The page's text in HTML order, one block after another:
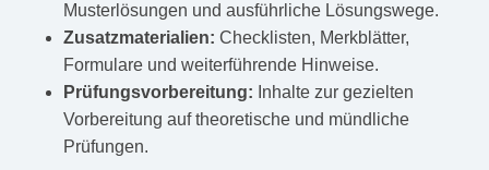
Musterlösungen und ausführliche Lösungswege.
Zusatzmaterialien: Checklisten, Merkblätter,
Formulare und weiterführende Hinweise.
Prüfungsvorbereitung: Inhalte zur gezielten
Vorbereitung auf theoretische und mündliche
Prüfungen.